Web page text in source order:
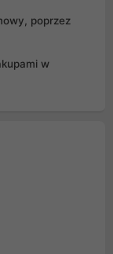
poprzez
w